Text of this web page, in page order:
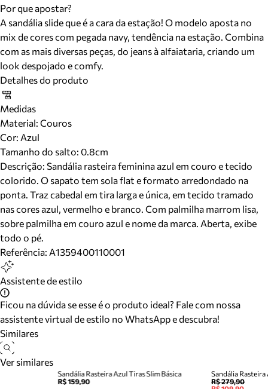
Por que apostar?
A sandália slide que é a cara da estação! O modelo aposta no
mix de cores com pegada navy, tendência na estação. Combina
com as mais diversas peças, do jeans à alfaiataria, criando um
look despojado e comfy.
Detalhes do produto
Medidas
Material: Couros
Cor: Azul
Tamanho do salto: 0.8cm
Descrição: Sandália rasteira feminina azul em couro e tecido
colorido. O sapato tem sola flat e formato arredondado na
ponta. Traz cabedal em tira larga e única, em tecido tramado
nas cores azul, vermelho e branco. Com palmilha marrom lisa,
sobre palmilha em couro azul e nome da marca. Aberta, exibe
todo o pé.
Referência: A1359400110001
Assistente de estilo
Ficou na dúvida se esse é o produto ideal? Fale com nossa
assistente virtual de estilo no WhatsApp e descubra!
Similares
Ver similares
Sandália Rasteira Azul Tiras Slim Básica
R$ 159,90
Sandália
R$ 279,90